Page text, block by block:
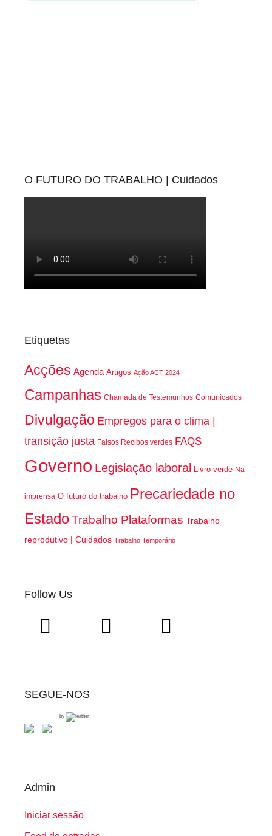
O FUTURO DO TRABALHO | Cuidados
Etiquetas
Acções Agenda Artigos Ação ACT 2024
Campanhas Chamada de Testemunhos Comunicados
Divulgação Empregos para o clima |
transição justa Falsos Recibos verdes FAQS
Governo Legislação laboral Livro verde Na
imprensa O futuro do trabalho Precariedade no
EstadoTrabalho Plataformas Trabalho
reprodutivo | Cuidados Trabalho Temporário
Follow Us
SEGUE-NOS
by
Admin
Iniciar sessão